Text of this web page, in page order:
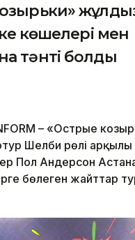
көшелері мен
тәнті болды
– «Острые
Шелби рөлі арқылы
Пол Андерсон
бөлеген жайттар